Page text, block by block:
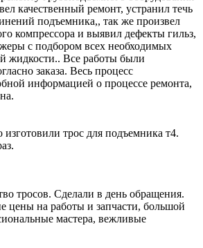
качественный ремонт, устранил течь
подъемника,, так же произвел
компрессора и выявил дефекты гильз,
с подбором всех необходимых
жидкости.. Все работы были
заказа. Весь процесс
информацией о процессе ремонта,
изготовили трос для подъемника т4.
тросов. Сделали в день обращения.
цены на работы и запчасти, большой
мастера, вежливые